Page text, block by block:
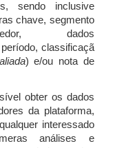
sendo inclusive
chave, segmento
dados
classificaçã
) e/ou nota de
obter os dados
da plataforma,
interessado
análises e